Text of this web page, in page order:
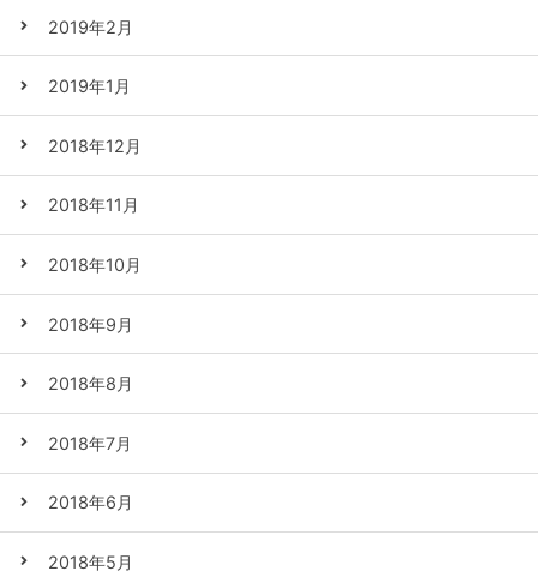
2019年2月
2019年1月
2018年12月
2018年11月
2018年10月
2018年9月
2018年8月
2018年7月
2018年6月
2018年5月